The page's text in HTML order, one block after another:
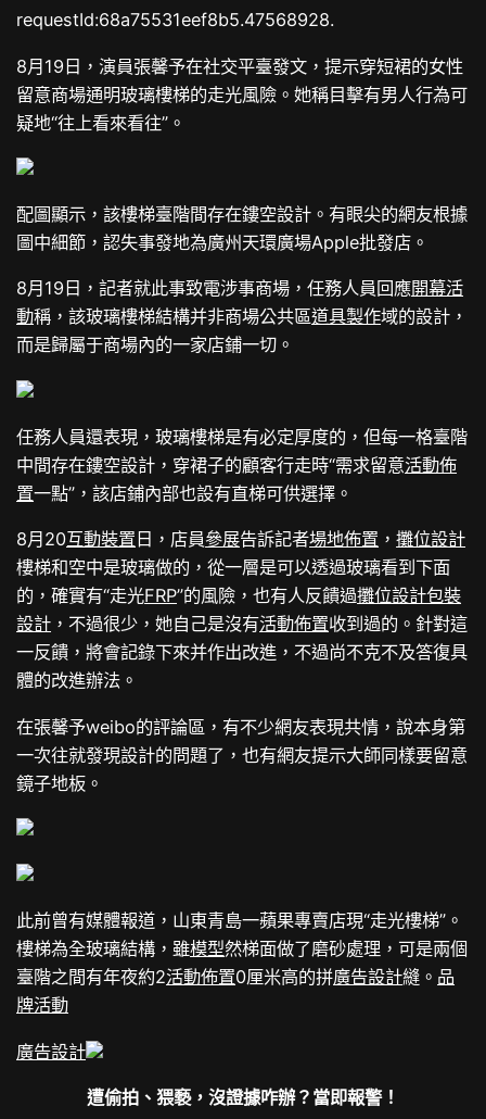
requestId:68a75531eef8b5.47568928.
8月19日，演員張馨予在社交平臺發文，提示穿短裙的女性
留意商場通明玻璃樓梯的走光風險。她稱目擊有男人行為可
疑地“往上看來看往”。
配圖顯示，該樓梯臺階間存在鏤空設計。有眼尖的網友根據
圖中細節，認失事發地為廣州天環廣場Apple批發店。
8月19日，記者就此事致電涉事商場，任務人員回應開幕活
動稱，該玻璃樓梯結構并非商場公共區道具製作域的設計，
而是歸屬于商場內的一家店鋪一切。
任務人員還表現，玻璃樓梯是有必定厚度的，但每一格臺階
中間存在鏤空設計，穿裙子的顧客行走時“需求留意活動佈
置一點”，該店鋪內部也設有直梯可供選擇。
8月20互動裝置 日，店員參展告訴記者場地佈置 ，攤位設計
樓梯和空中是玻璃做的，從一層是可以透過玻璃看到下面
的，確實有“走光FRP”的風險，也有人反饋過攤位設計包裝
設計 ，不過很少，她自己是沒有活動佈置收到過的。針對這
一反饋，將會記錄下來并作出改進，不過尚不克不及答復具
體的改進辦法。
在張馨予weibo的評論區，有不少網友表現共情，說本身第
一次往就發現設計的問題了，也有網友提示大師同樣要留意
鏡子地板。
此前曾有媒體報道，山東青島一蘋果專賣店現“走光樓梯”。
樓梯為全玻璃結構，雖模型然梯面做了磨砂處理，可是兩個
臺階之間有年夜約2活動佈置0厘米高的拼廣告設計縫。 品
牌活動
廣告設計
遭偷拍、猥褻，沒證據咋辦？當即報警！